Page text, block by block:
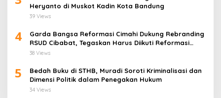
Heryanto di Muskot Kadin Kota Bandung
39 Views
4
Garda Bangsa Reformasi Cimahi Dukung Rebranding
RSUD Cibabat, Tegaskan Harus Diikuti Reformasi
Pelayanan
38 Views
5
Bedah Buku di STHB, Muradi Soroti Kriminalisasi dan
Dimensi Politik dalam Penegakan Hukum
34 Views